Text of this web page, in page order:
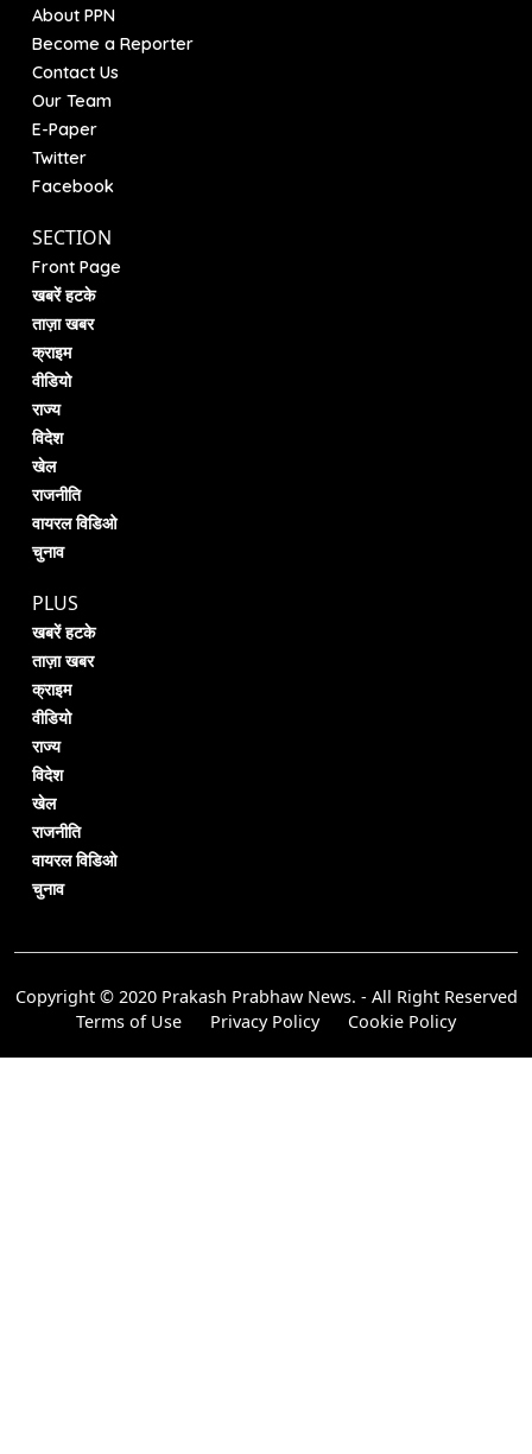
About PPN
Become a Reporter
Contact Us
Our Team
E-Paper
Twitter
Facebook
SECTION
Front Page
खबरें हटके
ताज़ा खबर
क्राइम
वीडियो
राज्य
विदेश
खेल
राजनीति
वायरल विडिओ
चुनाव
PLUS
खबरें हटके
ताज़ा खबर
क्राइम
वीडियो
राज्य
विदेश
खेल
राजनीति
वायरल विडिओ
चुनाव
Copyright © 2020 Prakash Prabhaw News. - All Right Reserved
Terms of Use
Privacy Policy Cookie Policy